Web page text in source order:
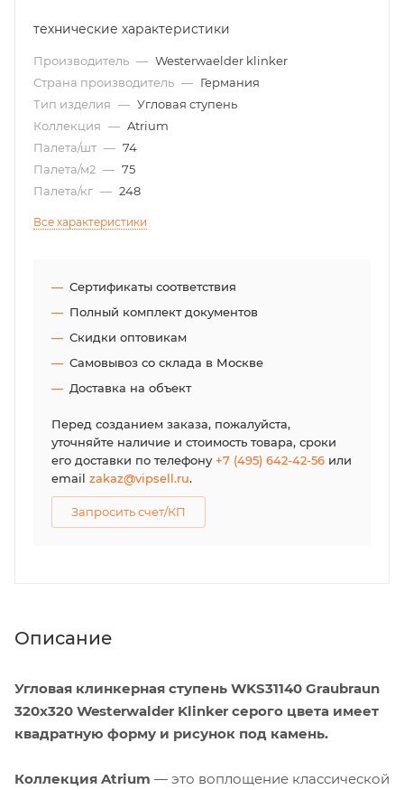
технические характеристики
Производитель — Westerwaelder klinker
Страна производитель — Германия
Тип изделия — Угловая ступень
Коллекция — Atrium
Палета/шт — 74
Палета/м2 — 75
Палета/кг — 248
Все характеристики
Сертификаты соответствия
Полный комплект документов
Скидки оптовикам
Самовывоз со склада в Москве
Доставка на объект
Перед созданием заказа, пожалуйста,
уточняйте наличие и стоимость товара, сроки
его доставки по телефону+7 (495) 642-42-56 или
email zakaz@vipsell.ru.
Запросить счет/КП
Описание
Угловая клинкерная ступень WKS31140 Graubraun
320x320 Westerwalder Klinker серого цвета имеет
квадратную форму и рисунок под камень.
Коллекция Atrium — это воплощение классической